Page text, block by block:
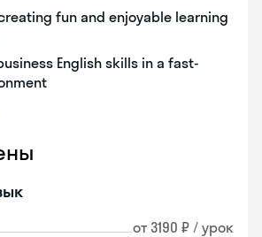
fun and enjoyable learning
English skills in a fast-
от 3190 ₽ / урок